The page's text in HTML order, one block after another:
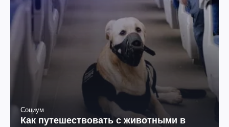
Социум
Как путешествовать с животными в